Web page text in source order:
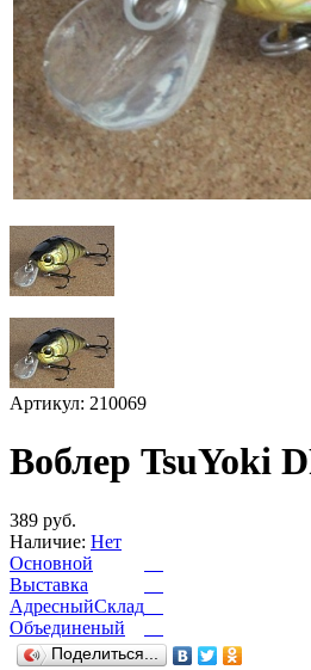
Артикул: 210069
Воблер TsuYoki
389 руб.
Наличие: Нет
Основной
Выставка
АдресныйСклад
Объединеный
Поделиться...